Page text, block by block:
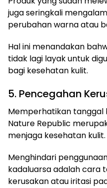
juga seringkali
perubahan warna atau
Hal ini menandakan
tidak lagi layak untuk
bagi kesehatan kulit.
5. Pencegahan
Memperhatikan tanggal
Nature Republic
menjaga kesehatan kulit.
Menghindari
kadaluarsa adalah cara
kerusakan atau iritasi